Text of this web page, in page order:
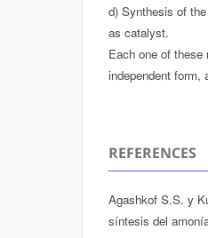
d) Synthesis of
as catalyst.
Each one of
independent form,
REFERENCES
Agashkof S.S. y
síntesis del